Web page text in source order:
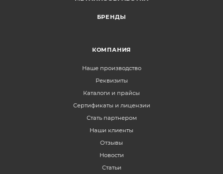
БРЕНДЫ
КОМПАНИЯ
Наше производство
Реквизиты
Каталоги и прайсы
Сертификаты и лицензии
Стать партнером
Наши клиенты
Отзывы
Новости
Статьи